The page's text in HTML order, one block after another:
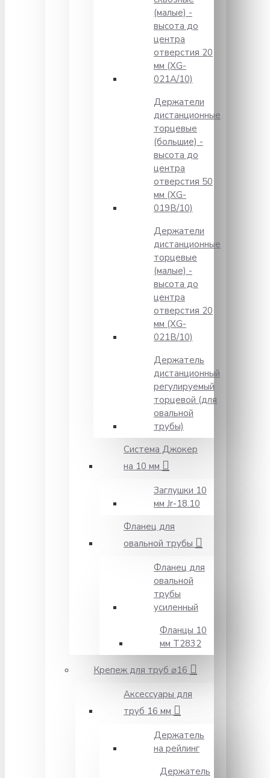
(малые) -
высота до
центра
отверстия 20
мм (XG-
021A/10)
Держатели
дистанционные
торцевые
(большие) -
высота до
центра
отверстия 50
мм (XG-
019B/10)
Держатели
дистанционные
торцевые
(малые) -
высота до
центра
отверстия 20
мм (XG-
021B/10)
Держатель
дистанционный
регулируемый
торцевой (для
овальной
трубы)
Система Джокер
на 10 мм
Заглушки 10
мм Jr-18.10
Фланец для
овальной трубы
Фланец для
овальной
трубы
усиленный
Фланцы 10
мм Т2832
Крепеж для труб ⌀16
Аксессуары для
труб 16 мм
Держатель
на рейлинг
Держатель